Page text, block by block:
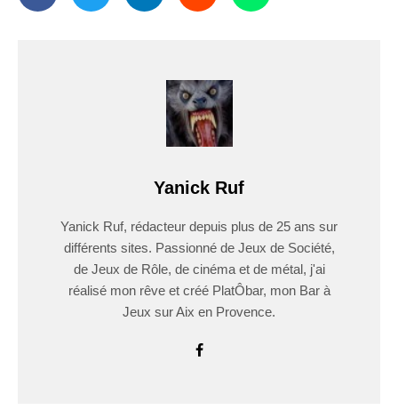
Yanick Ruf
Yanick Ruf, rédacteur depuis plus de 25 ans sur
différents sites. Passionné de Jeux de Société,
de Jeux de Rôle, de cinéma et de métal, j'ai
réalisé mon rêve et créé PlatÔbar, mon Bar à
Jeux sur Aix en Provence.